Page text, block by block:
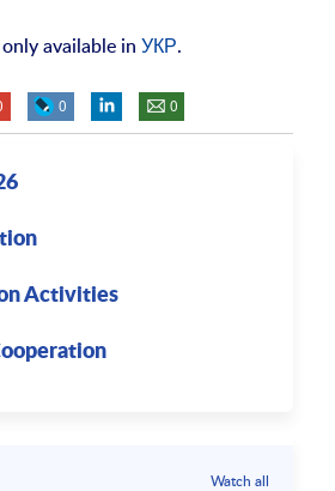
available inУКР.
0 0
Activities
Watch all